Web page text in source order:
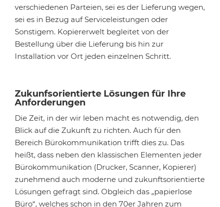
verschiedenen Parteien, sei es der Lieferung wegen,
sei es in Bezug auf Serviceleistungen oder
Sonstigem. Kopiererwelt begleitet von der
Bestellung über die Lieferung bis hin zur
Installation vor Ort jeden einzelnen Schritt.
Zukunfsorientierte Lösungen für Ihre
Anforderungen
Die Zeit, in der wir leben macht es notwendig, den
Blick auf die Zukunft zu richten. Auch für den
Bereich Bürokommunikation trifft dies zu. Das
heißt, dass neben den klassischen Elementen jeder
Bürokommunikation (Drucker, Scanner, Kopierer)
zunehmend auch moderne und zukunftsorientierte
Lösungen gefragt sind. Obgleich das „papierlose
Büro“, welches schon in den 70er Jahren zum